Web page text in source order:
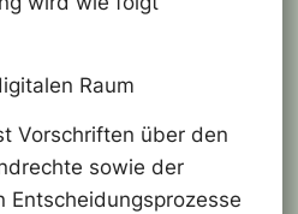
Raum
Vorschriften über den
sowie der
Entscheidungsprozesse